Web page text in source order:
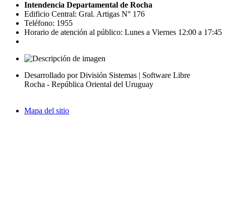
Intendencia Departamental de Rocha
Edificio Central: Gral. Artigas N° 176
Teléfono: 1955
Horario de atención al público: Lunes a Viernes 12:00 a 17:45
Desarrollado por División Sistemas | Software Libre
Rocha - República Oriental del Uruguay
Mapa del sitio